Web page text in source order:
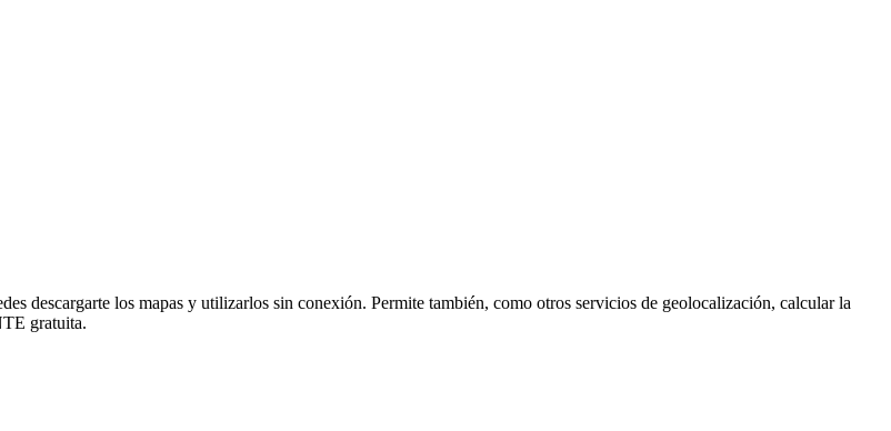
descargarte los mapas y utilizarlos sin conexión. Permite también, como otros servicios de geolocalización, calcular la
gratuita.